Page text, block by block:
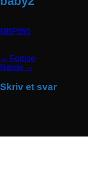
MBP855
← Forrige
Næste →
Skriv et svar